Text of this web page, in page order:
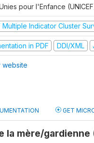
pour l'Enfance
Multiple Indicator Cluster
in PDF DDI/XML
website
GET
la mère/gardienne